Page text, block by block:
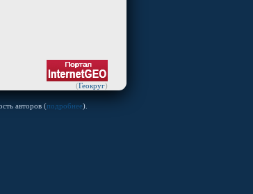
(Геокруг)
авторов (подробнее).